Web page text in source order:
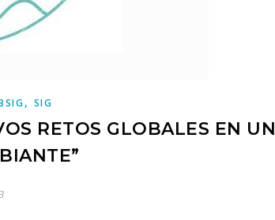
, SIG
RETOS GLOBALES EN UN